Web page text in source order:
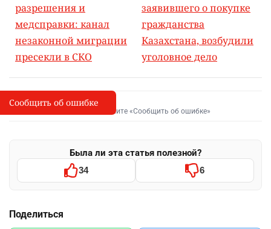
разрешения и
медсправки: канал
незаконной миграции
пресекли в СКО
заявившего о покупке
гражданства
Казахстана, возбудили
уголовное дело
I
Сообщить об опечатке
Выделите фрагмент и нажмите «Сообщить об ошибке»
Была ли эта статья полезной?
34 6
Поделиться
Сообщить об ошибке